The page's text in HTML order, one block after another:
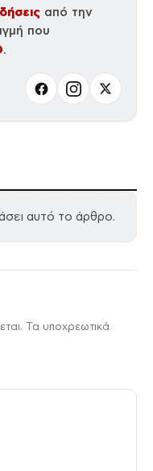
από την
που
.
αυτό το άρθρο.
Τα υποχρεωτικά